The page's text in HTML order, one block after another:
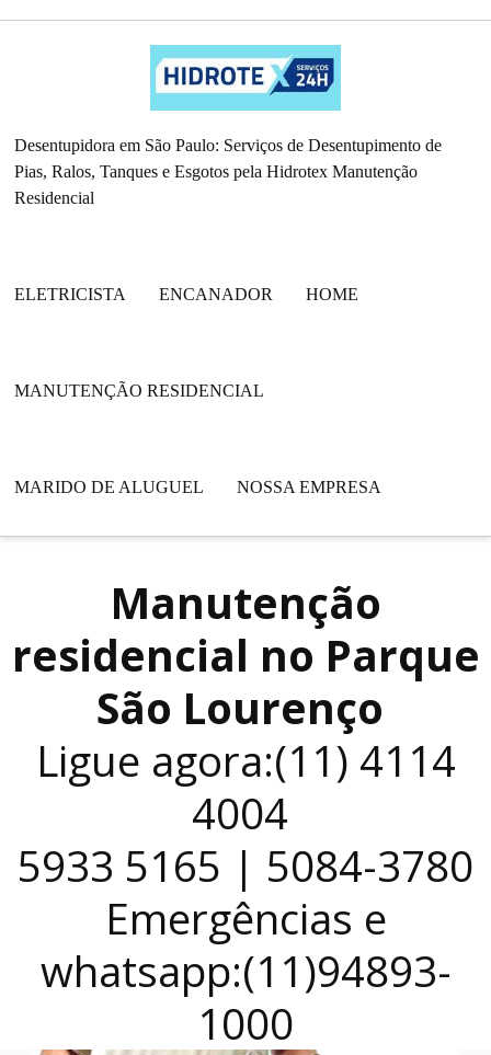
Desentupidora em São Paulo: Serviços de Desentupimento de
Pias, Ralos, Tanques e Esgotos pela Hidrotex Manutenção
Residencial
ELETRICISTA ENCANADOR HOME
MANUTENÇÃO RESIDENCIAL
MARIDO DE ALUGUEL NOSSA EMPRESA
Manutenção
residencial no Parque
São Lourenço
Ligue agora:(11) 4114
4004
5933 5165 | 5084-3780
Emergências e
whatsapp:(11)94893-
1000